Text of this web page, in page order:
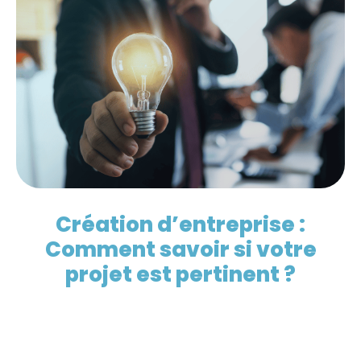
Création d’entreprise :
Comment savoir si votre
projet est pertinent ?